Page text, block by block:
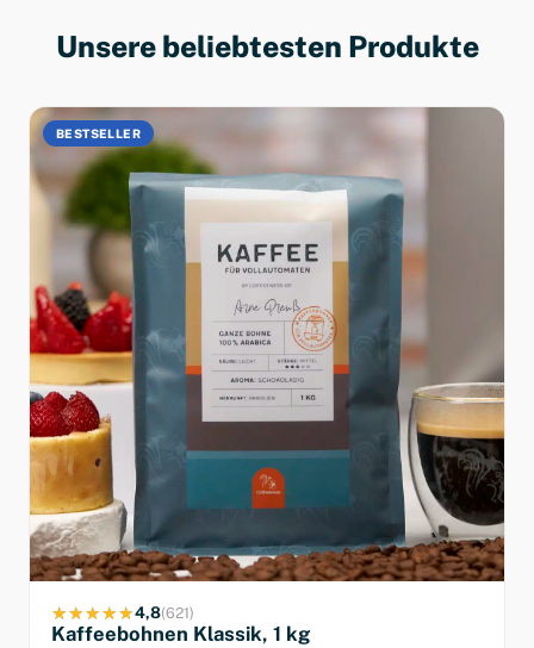
Unsere beliebtesten Produkte
BESTSELLER
4,8(621)
Kaffeebohnen Klassik, 1 kg